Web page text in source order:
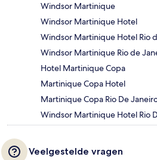
Windsor Martinique
Windsor Martinique Hotel
Windsor Martinique Hotel Rio
Windsor Martinique Rio de
Hotel Martinique Copa
Martinique Copa Hotel
Martinique Copa Rio De
Windsor Martinique Hotel Rio
Veelgestelde vragen